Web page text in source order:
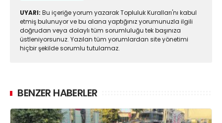
UYARI: Bu içeriğe yorum yazarak Topluluk Kuralları'nı kabul
etmiş bulunuyor ve bu alana yaptığınız yorumunuzla ilgili
doğrudan veya dolaylı tüm sorumluluğu tek başınıza
üstleniyorsunuz. Yazılan tüm yorumlardan site yönetimi
hiçbir şekilde sorumlu tutulamaz.
BENZER HABERLER